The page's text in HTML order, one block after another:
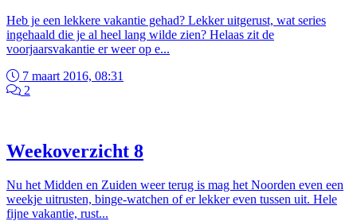
Heb je een lekkere vakantie gehad? Lekker uitgerust, wat series
ingehaald die je al heel lang wilde zien? Helaas zit de
voorjaarsvakantie er weer op e...
7 maart 2016, 08:31
2
Weekoverzicht 8
Nu het Midden en Zuiden weer terug is mag het Noorden even een
weekje uitrusten, binge-watchen of er lekker even tussen uit. Hele
fijne vakantie, rust...